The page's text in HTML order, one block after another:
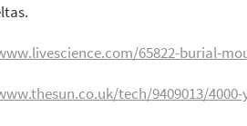
65822-burial-
tech/9409013/